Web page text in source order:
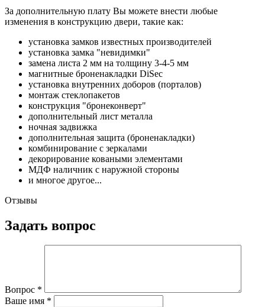
За дополнительную плату Вы можете внести любые
изменения в конструкцию двери, такие как:
установка замков известных производителей
установка замка "невидимки"
замена листа 2 мм на толщину 3-4-5 мм
магнитные броненакладки DiSec
установка внутренних доборов (порталов)
монтаж стеклопакетов
конструкция "бронеконверт"
дополнительный лист металла
ночная задвижка
дополнительная защита (броненакладки)
комбинирование с зеркалами
декорирование коваными элементами
МДФ наличник с наружной стороны
и многое другое...
Отзывы
Задать вопрос
Вопрос *
Ваше имя *